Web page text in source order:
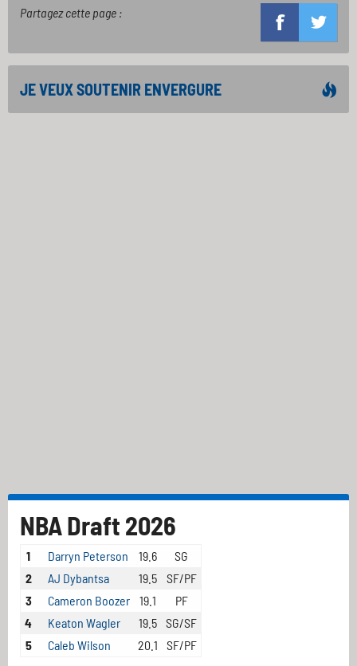
Partagez cette page :
JE VEUX SOUTENIR ENVERGURE
NBA Draft 2026
1 Darryn Peterson 19.6
SG
2
AJ Dybantsa 19.5
SF/PF
3
Cameron Boozer 19.1
PF
4
Keaton Wagler 19.5 SG/SF
5
Caleb Wilson 20.1 SF/PF